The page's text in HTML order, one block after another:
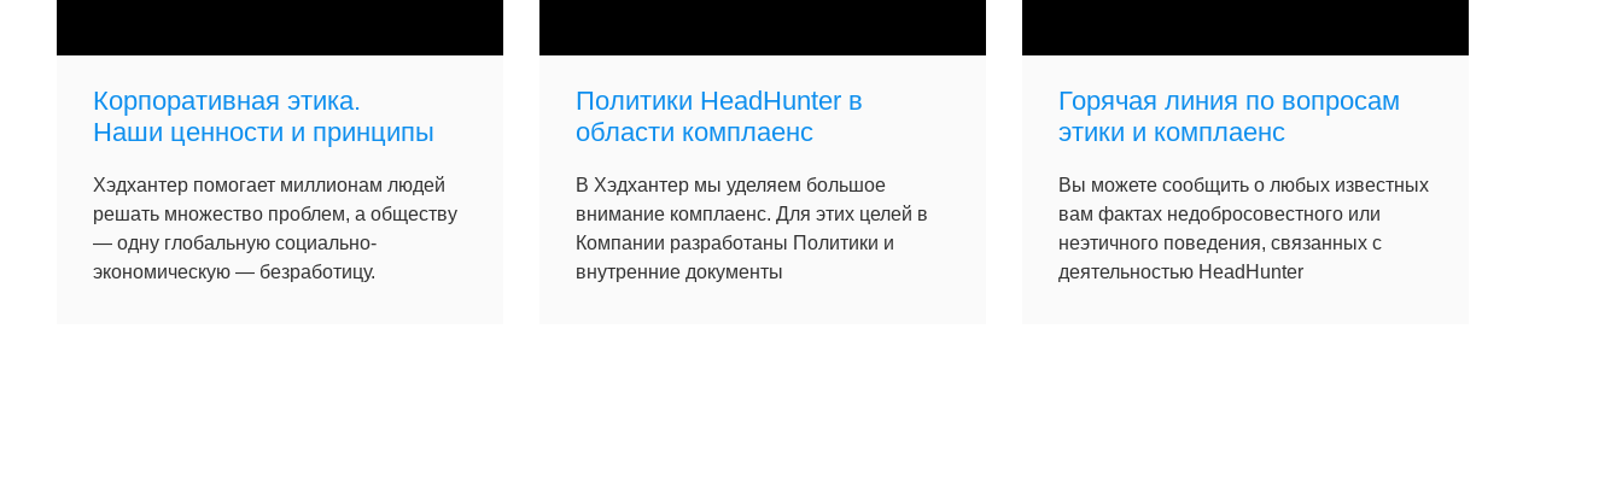
Корпоративная этика.
Наши ценности и принципы
Хэдхантер помогает миллионам людей
решать множество проблем, а обществу
— одну глобальную социально-
экономическую — безработицу.
Политики HeadHunter в
области комплаенс
В Хэдхантер мы уделяем большое
внимание комплаенс. Для этих целей в
Компании разработаны Политики и
внутренние документы
Горячая линия по вопросам
этики и комплаенс
Вы можете сообщить о любых известных
вам фактах недобросовестного или
неэтичного поведения, связанных с
деятельностью HeadHunter